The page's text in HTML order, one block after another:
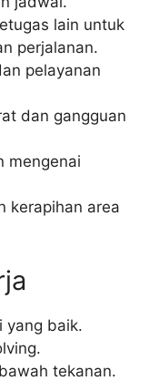
lain untuk
perjalanan.
pelayanan
dan gangguan
mengenai
kerapihan area
yang baik.
tekanan.